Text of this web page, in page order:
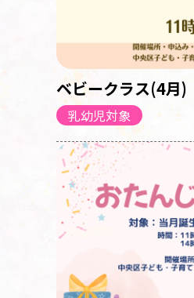
ベビークラス(4月)
乳幼児対象